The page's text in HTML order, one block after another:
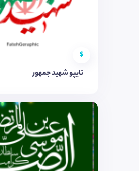
$
تایپو شهید جمهور